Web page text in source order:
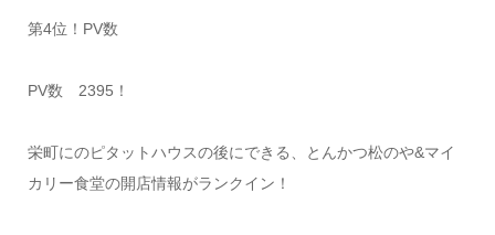
第4位！PV数
PV数 2395！
栄町にのピタットハウスの後にできる、とんかつ松のや&マイ
カリー食堂の開店情報がランクイン！